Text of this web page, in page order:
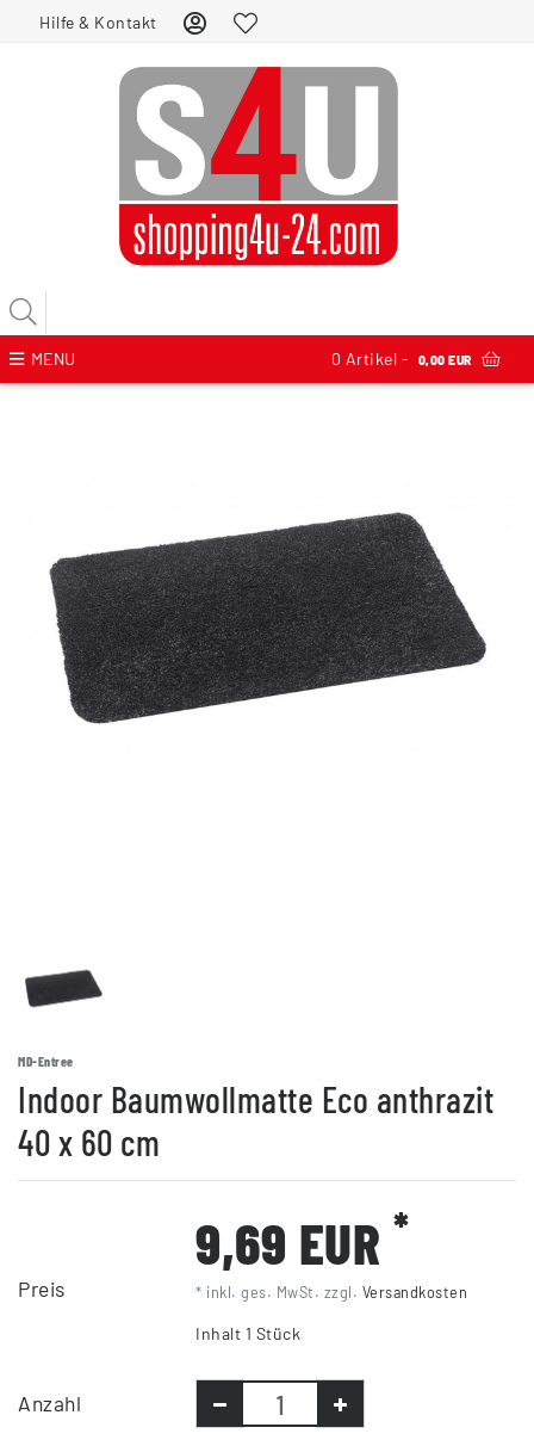
Hilfe & Kontakt
MENU 0 Artikel - 0,00 EUR
MD-Entree
Indoor Baumwollmatte Eco anthrazit
40 x 60 cm
Preis
9,69 EUR *
* inkl. ges. MwSt. zzgl. Versandkosten
Inhalt 1 Stück
Anzahl